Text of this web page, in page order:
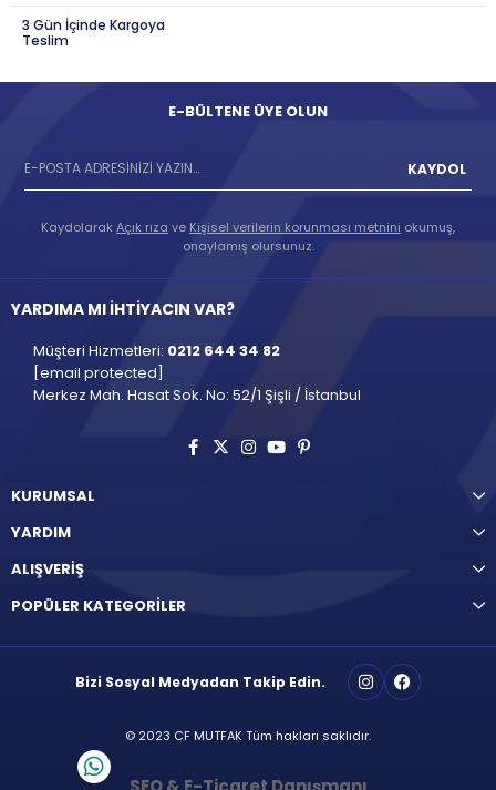
3 Gün İçinde Kargoya
Teslim
E-BÜLTENE ÜYE OLUN
KAYDOL
KaydolarakAçık rıza ve Kişisel verilerin korunması metnini okumuş,
onaylamış olursunuz.
YARDIMA MI İHTİYACIN VAR?
Müşteri Hizmetleri: 0212 644 34 82
[email protected]
Merkez Mah. Hasat Sok. No: 52/1 Şişli / İstanbul
KURUMSAL
YARDIM
ALIŞVERİŞ
POPÜLER KATEGORİLER
Bizi Sosyal Medyadan Takip Edin.
© 2023 CF MUTFAK Tüm hakları saklıdır.